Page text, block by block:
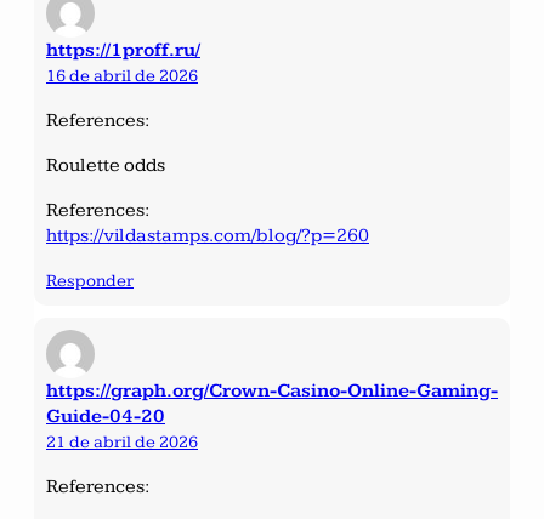
https://1proff.ru/
16 de abril de 2026
References:
Roulette odds
References:
https://vildastamps.com/blog/?p=260
Responder
https://graph.org/Crown-Casino-Online-Gaming-
Guide-04-20
21 de abril de 2026
References: